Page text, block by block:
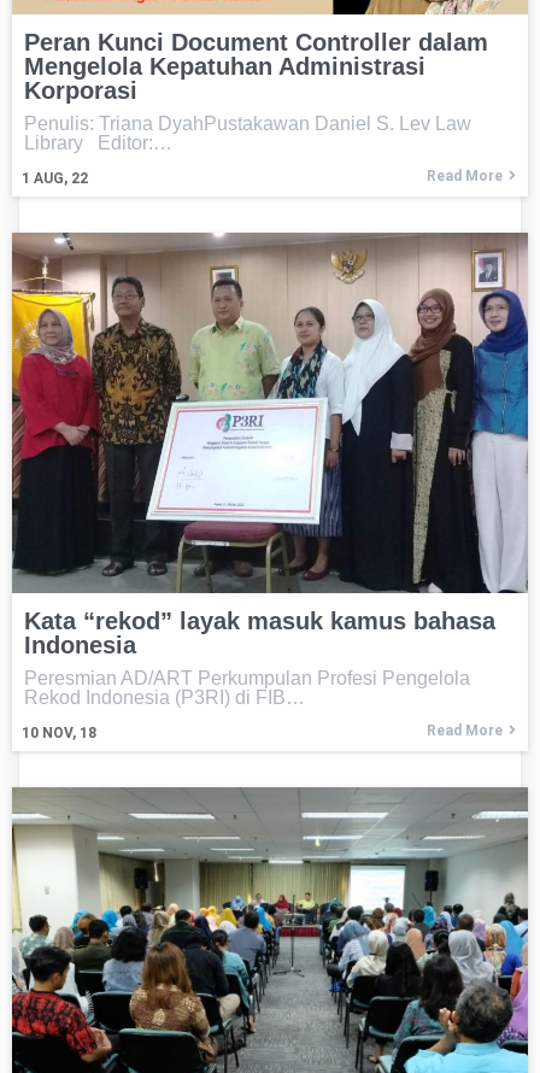
Peran Kunci Document Controller dalam
Mengelola Kepatuhan Administrasi
Korporasi
1 AUG, 22
Penulis: Triana DyahPustakawan Daniel S. Lev Law
Library Editor:…
Read More
Kata “rekod” layak masuk kamus bahasa
Indonesia
10 NOV, 18
Peresmian AD/ART Perkumpulan Profesi Pengelola
Rekod Indonesia (P3RI) di FIB…
Read More